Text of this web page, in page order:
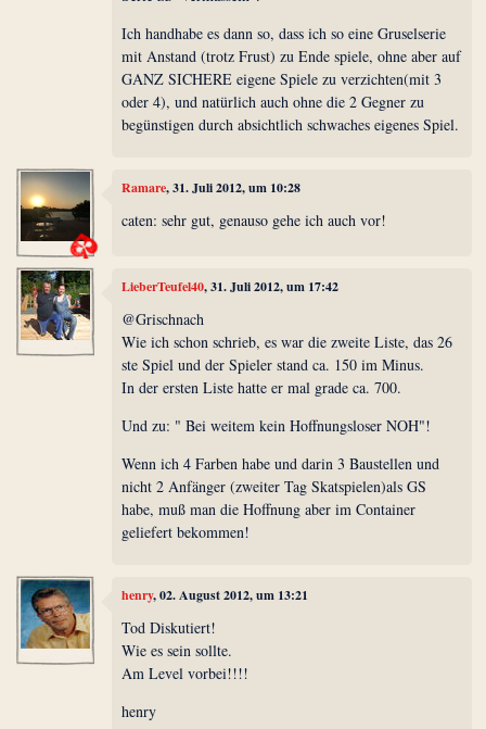
Ich handhabe es dann so, dass ich so eine Gruselserie
mit Anstand (trotz Frust) zu Ende spiele, ohne aber auf
GANZ SICHERE eigene Spiele zu verzichten(mit 3
oder 4), und natürlich auch ohne die 2 Gegner zu
begünstigen durch absichtlich schwaches eigenes Spiel.
Ramare, 31. Juli 2012, um 10:28
caten: sehr gut, genauso gehe ich auch vor!
LieberTeufel40, 31. Juli 2012, um 17:42
@Grischnach
Wie ich schon schrieb, es war die zweite Liste, das 26
ste Spiel und der Spieler stand ca. 150 im Minus.
In der ersten Liste hatte er mal grade ca. 700.
Und zu: " Bei weitem kein Hoffnungsloser NOH"!
Wenn ich 4 Farben habe und darin 3 Baustellen und
nicht 2 Anfänger (zweiter Tag Skatspielen)als GS
habe, muß man die Hoffnung aber im Container
geliefert bekommen!
henry, 02. August 2012, um 13:21
Tod Diskutiert!
Wie es sein sollte.
Am Level vorbei!!!!
henry